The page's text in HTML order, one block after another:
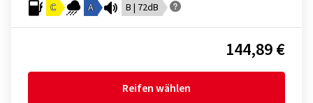
C A B | 72dB
144,89 €
Reifen wählen